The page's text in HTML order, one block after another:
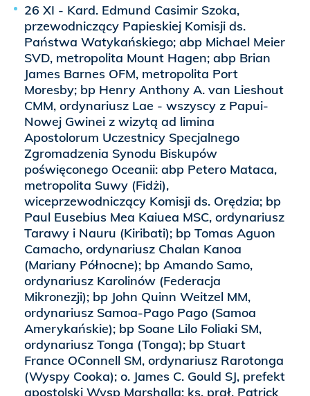
26 XI - Kard. Edmund Casimir Szoka,
przewodniczący Papieskiej Komisji ds.
Państwa Watykańskiego; abp Michael Meier
SVD, metropolita Mount Hagen; abp Brian
James Barnes OFM, metropolita Port
Moresby; bp Henry Anthony A. van Lieshout
CMM, ordynariusz Lae - wszyscy z Papui-
Nowej Gwinei z wizytą ad limina
Apostolorum Uczestnicy Specjalnego
Zgromadzenia Synodu Biskupów
poświęconego Oceanii: abp Petero Mataca,
metropolita Suwy (Fidżi),
wiceprzewodniczący Komisji ds. Orędzia; bp
Paul Eusebius Mea Kaiuea MSC, ordynariusz
Tarawy i Nauru (Kiribati); bp Tomas Aguon
Camacho, ordynariusz Chalan Kanoa
(Mariany Północne); bp Amando Samo,
ordynariusz Karolinów (Federacja
Mikronezji); bp John Quinn Weitzel MM,
ordynariusz Samoa-Pago Pago (Samoa
Amerykańskie); bp Soane Lilo Foliaki SM,
ordynariusz Tonga (Tonga); bp Stuart
France OConnell SM, ordynariusz Rarotonga
(Wyspy Cooka); o. James C. Gould SJ, prefekt
apostolski Wysp Marshalla; ks. prał. Patrick